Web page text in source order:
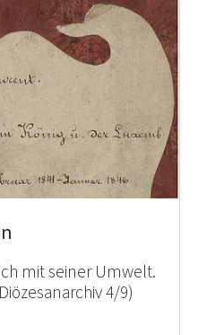
mit seiner Umwelt.
4/9)